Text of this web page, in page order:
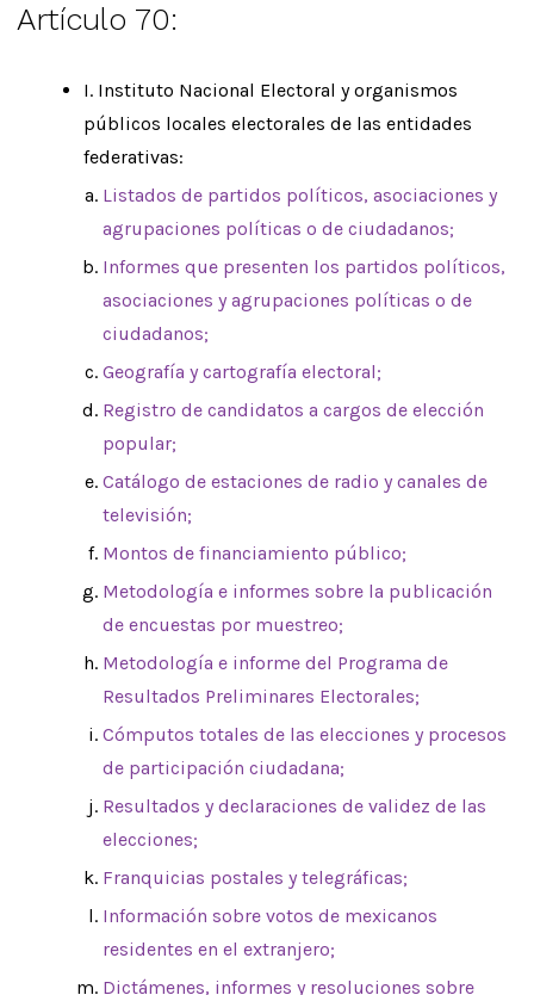
Artículo 70:
I. Instituto Nacional Electoral y organismos
públicos locales electorales de las entidades
federativas:
Listados de partidos políticos, asociaciones y
agrupaciones políticas o de ciudadanos;
Informes que presenten los partidos políticos,
asociaciones y agrupaciones políticas o de
ciudadanos;
Geografía y cartografía electoral;
Registro de candidatos a cargos de elección
popular;
Catálogo de estaciones de radio y canales de
televisión;
Montos de financiamiento público;
Metodología e informes sobre la publicación
de encuestas por muestreo;
Metodología e informe del Programa de
Resultados Preliminares Electorales;
Cómputos totales de las elecciones y procesos
de participación ciudadana;
Resultados y declaraciones de validez de las
elecciones;
Franquicias postales y telegráficas;
Información sobre votos de mexicanos
residentes en el extranjero;
Dictámenes, informes y resoluciones sobre